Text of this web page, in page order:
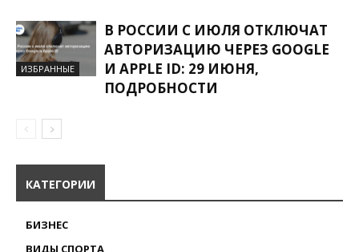
ИЗБРАННЫЕ
В РОССИИ С ИЮЛЯ ОТКЛЮЧАТ
АВТОРИЗАЦИЮ ЧЕРЕЗ GOOGLE
И APPLE ID: 29 ИЮНЯ,
ПОДРОБНОСТИ
КАТЕГОРИИ
БИЗНЕС
ВИДЫ СПОРТА